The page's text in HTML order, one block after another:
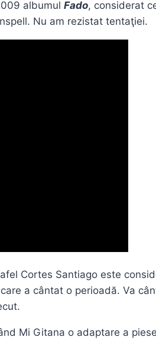
albumul Fado, considerat
Nu am rezistat tentaţiei.
Cortes Santiago este
a cântat o perioadă. Va
Mi Gitana o adaptare a